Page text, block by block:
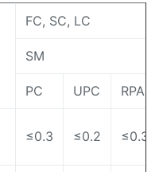
FC, SC, LC
SM
PC UPC RPA
≤0.3 ≤0.2 ≤0.3